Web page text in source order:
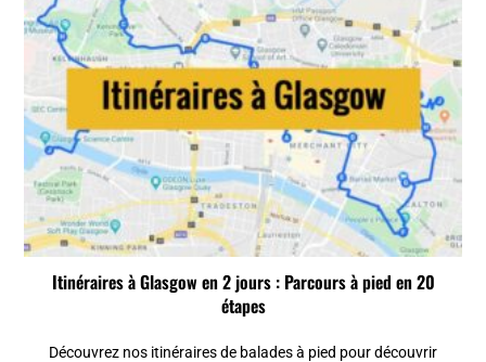
Itinéraires à Glasgow en 2 jours : Parcours à pied en 20
étapes
Découvrez nos itinéraires de balades à pied pour découvrir